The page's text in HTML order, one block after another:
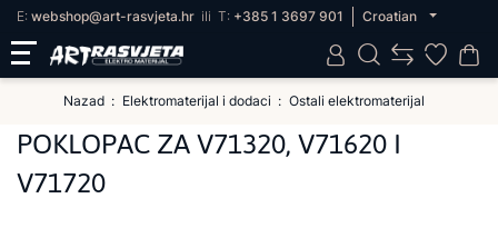
E: webshop@art-rasvjeta.hr ili T: +385 1 3697 901 Croatian
Nazad Elektromaterijal i dodaci Ostali elektromaterijal
POKLOPAC ZA V71320, V71620 I
V71720